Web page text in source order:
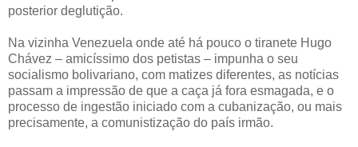
posterior deglutição.
Na vizinha Venezuela onde até há pouco o tiranete Hugo
Chávez – amicíssimo dos petistas – impunha o seu
socialismo bolivariano, com matizes diferentes, as notícias
passam a impressão de que a caça já fora esmagada, e o
processo de ingestão iniciado com a cubanização, ou mais
precisamente, a comunistização do país irmão.